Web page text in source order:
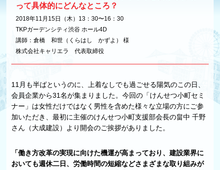
って具体的にどんなところ？
2018年11月15日（木）13：30〜16：30
TKPガーデンシティ渋谷 ホール4D
講師：倉橋 和世（くらはし かずよ） 様
株式会社キャリエラ 代表取締役
11月も半ばというのに、上着なしでも過ごせる陽気のこの日、
会員企業から31名が集まりました。今回の「けんせつ小町セミ
ナー」は女性だけではなく男性を含めた様々な立場の方にご参
加いただき、最初に主催のけんせつ小町支援部会長の畠中 千野
さん（大成建設）より開会のご挨拶がありました。
「働き方改革の実現に向けた機運が高まっており、建設業界に
おいても週休二日、労働時間の短縮などさまざまな取り組みが